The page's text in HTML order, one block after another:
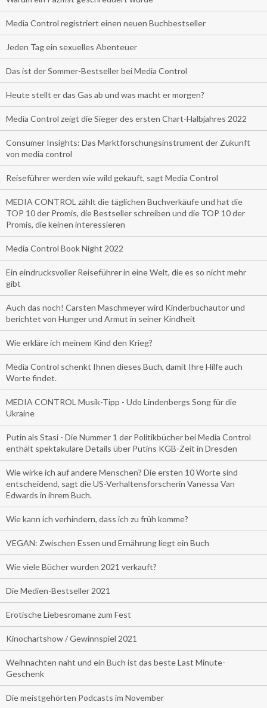
Media Control registriert einen neuen Buchbestseller
Jeden Tag ein sexuelles Abenteuer
Das ist der Sommer-Bestseller bei Media Control
Heute stellt er das Gas ab und was macht er morgen?
Media Control zeigt die Sieger des ersten Chart-Halbjahres 2022
Consumer Insights: Das Marktforschungsinstrument der Zukunft
von media control
Reiseführer werden wie wild gekauft, sagt Media Control
MEDIA CONTROL zählt die täglichen Buchverkäufe und hat die
TOP 10 der Promis, die Bestseller schreiben und die TOP 10 der
Promis, die keinen interessieren
Media Control Book Night 2022
Ein eindrucksvoller Reiseführer in eine Welt, die es so nicht mehr
gibt
Auch das noch! Carsten Maschmeyer wird Kinderbuchautor und
berichtet von Hunger und Armut in seiner Kindheit
Wie erkläre ich meinem Kind den Krieg?
Media Control schenkt Ihnen dieses Buch, damit Ihre Hilfe auch
Worte findet.
MEDIA CONTROL Musik-Tipp - Udo Lindenbergs Song für die
Ukraine
Putin als Stasi - Die Nummer 1 der Politikbücher bei Media Control
enthält spektakuläre Details über Putins KGB-Zeit in Dresden
Wie wirke ich auf andere Menschen? Die ersten 10 Worte sind
entscheidend, sagt die US-Verhaltensforscherin Vanessa Van
Edwards in ihrem Buch.
Wie kann ich verhindern, dass ich zu früh komme?
VEGAN: Zwischen Essen und Ernährung liegt ein Buch
Wie viele Bücher wurden 2021 verkauft?
Die Medien-Bestseller 2021
Erotische Liebesromane zum Fest
Kinochartshow / Gewinnspiel 2021
Weihnachten naht und ein Buch ist das beste Last Minute-
Geschenk
Die meistgehörten Podcasts im November